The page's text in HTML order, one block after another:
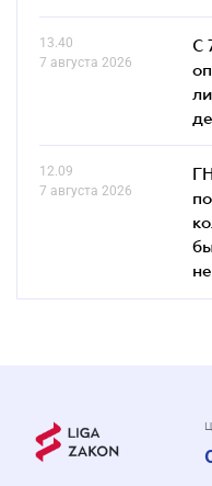
13.40
7 августа 2026
С
12.09
7 августа 2026